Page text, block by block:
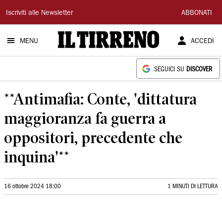
Il
Tirreno
Iscriviti alle Newsletter ABBONATI
MENU ACCEDI
SEGUICI SU DISCOVER
**Antimafia: Conte, 'dittatura
maggioranza fa guerra a
oppositori, precedente che
inquina'**
16 ottobre 2024 18:00 1 MINUTI DI LETTURA